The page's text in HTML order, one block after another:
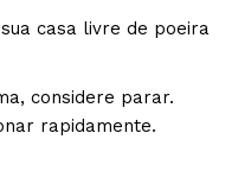
casa livre de poeira
considere parar.
rapidamente.